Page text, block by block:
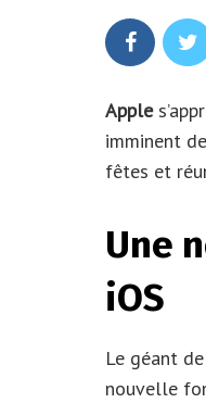
Apple
imminent
fêtes et
Une
iOS
Le géant
nouvelle